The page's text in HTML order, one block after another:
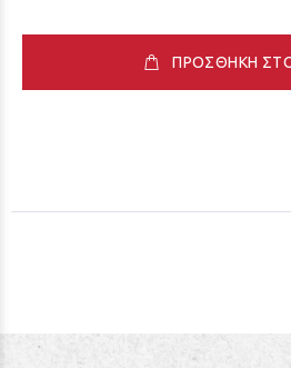
ΠΡΟΣΘΗΚΗ